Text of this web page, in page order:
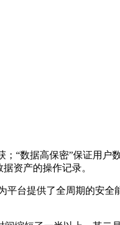
“数据高保密”保证用户
资产的操作记录。
台提供了全周期的安全